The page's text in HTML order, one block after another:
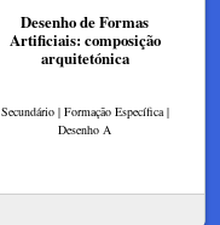
Desenho de Formas
Artificiais: composição
arquitetónica
Secundário | Formação Específica |
Desenho A